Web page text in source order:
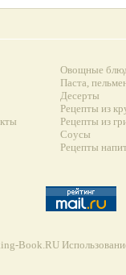
Овощные
Паста,
Десерты
Рецепты из
Рецепты из
Соусы
Рецепты
Book.RU